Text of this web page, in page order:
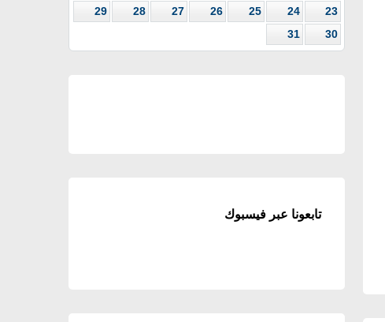
23
24
25
26
27
28
29
30
31
تابعونا عبر فيسبوك